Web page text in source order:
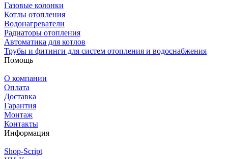
Газовые колонки
Котлы отопления
Водонагреватели
Радиаторы отопления
Автоматика для котлов
Трубы и фитинги для систем отопления и водоснабжения
Помощь
О компании
Оплата
Доставка
Гарантия
Монтаж
Контакты
Информация
Shop-Script